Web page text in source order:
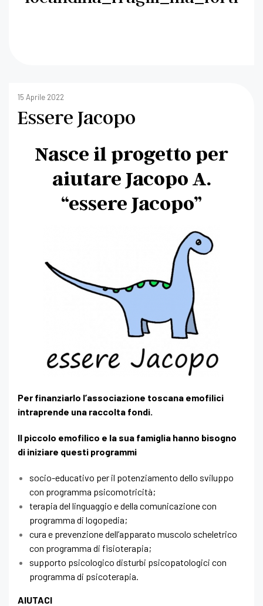
15 Aprile 2022
Essere Jacopo
Nasce il progetto per
aiutare Jacopo A.
“essere Jacopo”
Per finanziarlo l’associazione toscana emofilici
intraprende una raccolta fondi.
Il piccolo emofilico e la sua famiglia hanno bisogno
di iniziare questi programmi
socio-educativo per il potenziamento dello sviluppo
con programma psicomotricità;
terapia del linguaggio e della comunicazione con
programma di logopedia;
cura e prevenzione dell’apparato muscolo scheletrico
con programma di fisioterapia;
supporto psicologico disturbi psicopatologici con
programma di psicoterapia.
AIUTACI